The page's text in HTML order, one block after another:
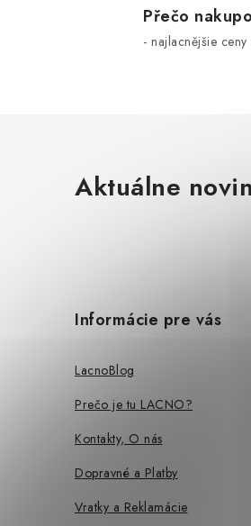
Přečo
- najlacnějšie
Aktuálne
Informácie pre vás
LacnoBlog
Prečo je tu LACNO?
Kontakty, O nás
Dopravné a Platby
Vratky a Reklamácie